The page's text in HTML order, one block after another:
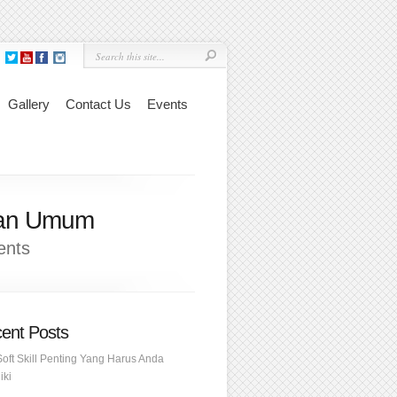
Gallery Contact Us Events
Umum
Posts
Skill Penting Yang Harus Anda